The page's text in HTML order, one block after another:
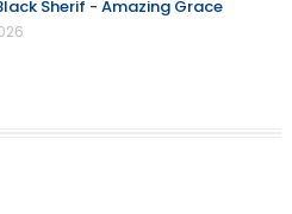
Sherif - Amazing Grace